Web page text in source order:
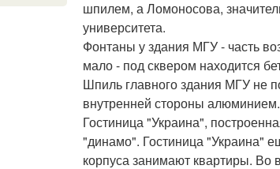
шпилем, а Ломоносова,
университета.
Фонтаны у здания МГУ - часть
мало - под сквером находится
Шпиль главного здания МГУ не
внутренней стороны
Гостиница "Украина",
"динамо". Гостиница "Украина"
корпуса занимают квартиры. Во